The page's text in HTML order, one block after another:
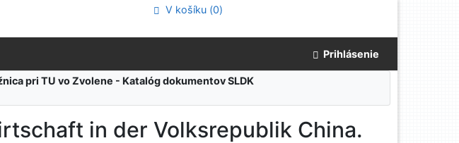
V košíku (0)
Prihlásenie
pri TU vo Zvolene - Katalóg dokumentov SLDK
in der Volksrepublik China.